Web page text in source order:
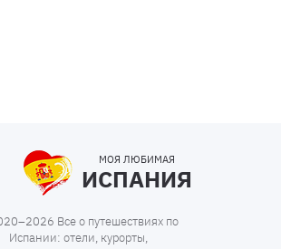
МОЯ ЛЮБИМАЯ
ИСПАНИЯ
Все о путешествиях по
Испании: отели, курорты,